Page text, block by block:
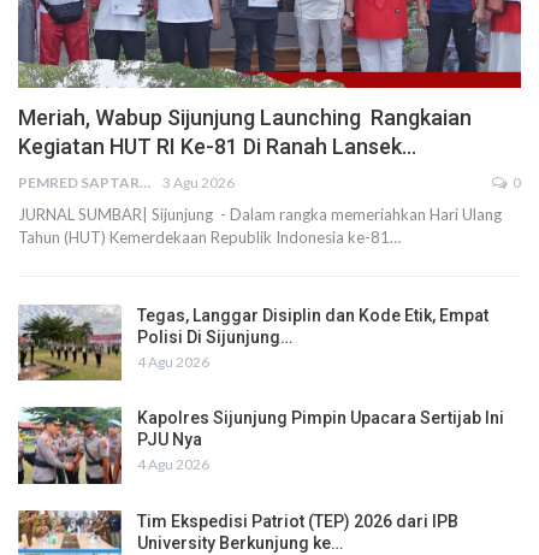
Meriah, Wabup Sijunjung Launching Rangkaian
Kegiatan HUT RI Ke-81 Di Ranah Lansek…
PEMRED SAPTARIUS 3 Agu 2026 0
JURNAL SUMBAR| Sijunjung - Dalam rangka memeriahkan Hari Ulang
Tahun (HUT) Kemerdekaan Republik Indonesia ke-81…
Tegas, Langgar Disiplin dan Kode Etik, Empat
Polisi Di Sijunjung…
4 Agu 2026
Kapolres Sijunjung Pimpin Upacara Sertijab Ini
PJU Nya
4 Agu 2026
Tim Ekspedisi Patriot (TEP) 2026 dari IPB
University Berkunjung ke…